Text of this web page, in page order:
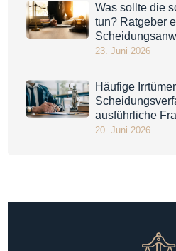
Was sollte die
tun? Ratgeber
23. Juni 2026
Häufige
ausführliche
20. Juni 2026